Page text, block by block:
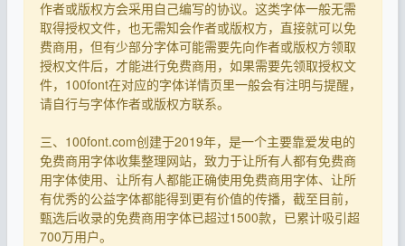
作者或版权方会采用自己编写的协议。这类字体一般无需
取得授权文件，也无需知会作者或版权方，直接就可以免
费商用，但有少部分字体可能需要先向作者或版权方领取
授权文件后，才能进行免费商用，如果需要先领取授权文
件，100font在对应的字体详情页里一般会有注明与提醒，
请自行与字体作者或版权方联系。
三、100font.com创建于2019年，是一个主要靠爱发电的
免费商用字体收集整理网站，致力于让所有人都有免费商
用字体使用、让所有人都能正确使用免费商用字体、让所
有优秀的公益字体都能得到更有价值的传播，截至目前，
甄选后收录的免费商用字体已超过1500款，已累计吸引超
700万用户。